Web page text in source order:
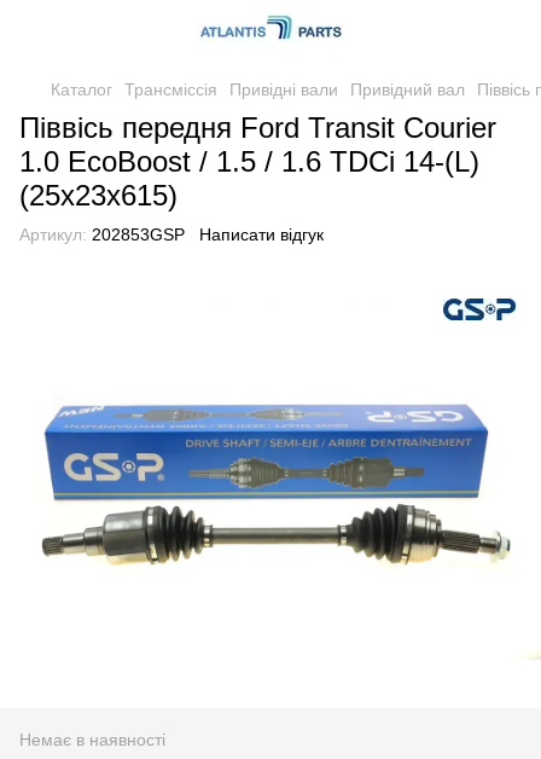
Каталог Трансміссія Привідні вали Привідний вал
Піввісь передня Ford Transit Courier
1.0 EcoBoost / 1.5 / 1.6 TDCi 14-(L)
(25x23x615)
Артикул: 202853GSP Написати відгук
Немає в наявності